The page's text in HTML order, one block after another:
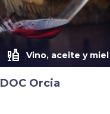
liquor Vino, aceite y miel
DOC Orcia